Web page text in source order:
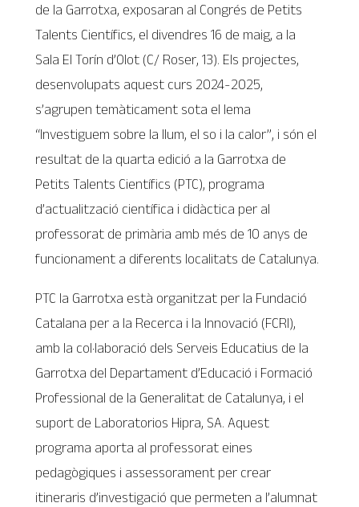
de la Garrotxa, exposaran al Congrés de Petits
Talents Científics, el divendres 16 de maig, a la
Sala El Torín d’Olot (C/ Roser, 13). Els projectes,
desenvolupats aquest curs 2024-2025,
s’agrupen temàticament sota el lema
“Investiguem sobre la llum, el so i la calor”, i són el
resultat de la quarta edició a la Garrotxa de
Petits Talents Científics (PTC), programa
d’actualització científica i didàctica per al
professorat de primària amb més de 10 anys de
funcionament a diferents localitats de Catalunya.
PTC la Garrotxa està organitzat per la Fundació
Catalana per a la Recerca i la Innovació (FCRI),
amb la col·laboració dels Serveis Educatius de la
Garrotxa del Departament d’Educació i Formació
Professional de la Generalitat de Catalunya, i el
suport de Laboratorios Hipra, SA. Aquest
programa aporta al professorat eines
pedagògiques i assessorament per crear
itineraris d’investigació que permeten a l’alumnat